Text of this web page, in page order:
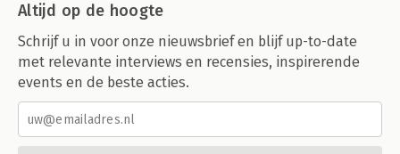
Altijd op de hoogte
Schrijf u in voor onze nieuwsbrief en blijf up-to-date
met relevante interviews en recensies, inspirerende
events en de beste acties.